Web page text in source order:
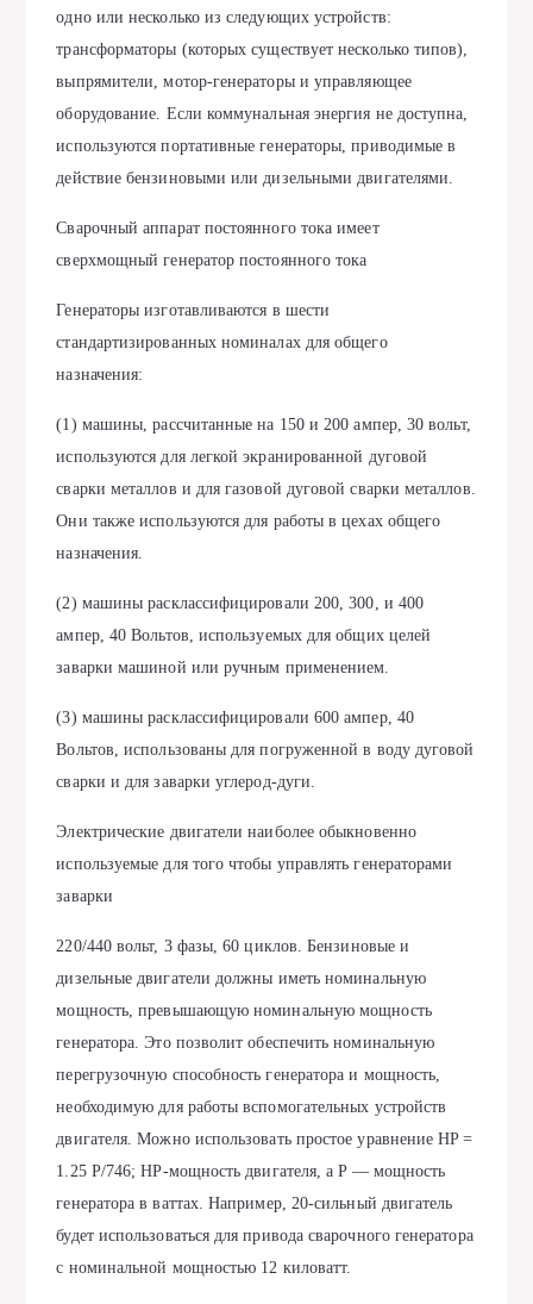
одно или несколько из следующих устройств:
трансформаторы (которых существует несколько типов),
выпрямители, мотор-генераторы и управляющее
оборудование. Если коммунальная энергия не доступна,
используются портативные генераторы, приводимые в
действие бензиновыми или дизельными двигателями.
Сварочный аппарат постоянного тока имеет
сверхмощный генератор постоянного тока
Генераторы изготавливаются в шести
стандартизированных номиналах для общего
назначения:
(1) машины, рассчитанные на 150 и 200 ампер, 30 вольт,
используются для легкой экранированной дуговой
сварки металлов и для газовой дуговой сварки металлов.
Они также используются для работы в цехах общего
назначения.
(2) машины расклассифицировали 200, 300, и 400
ампер, 40 Вольтов, используемых для общих целей
заварки машиной или ручным применением.
(3) машины расклассифицировали 600 ампер, 40
Вольтов, использованы для погруженной в воду дуговой
сварки и для заварки углерод-дуги.
Электрические двигатели наиболее обыкновенно
используемые для того чтобы управлять генераторами
заварки
220/440 вольт, 3 фазы, 60 циклов. Бензиновые и
дизельные двигатели должны иметь номинальную
мощность, превышающую номинальную мощность
генератора. Это позволит обеспечить номинальную
перегрузочную способность генератора и мощность,
необходимую для работы вспомогательных устройств
двигателя. Можно использовать простое уравнение HP =
1.25 P/746; HP-мощность двигателя, а P — мощность
генератора в ваттах. Например, 20-сильный двигатель
будет использоваться для привода сварочного генератора
с номинальной мощностью 12 киловатт.